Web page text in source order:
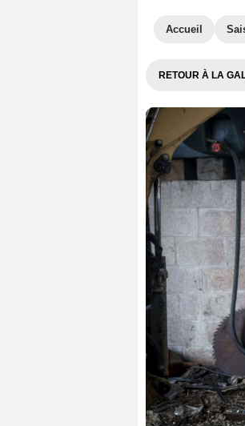
Accueil
RETOUR À LA